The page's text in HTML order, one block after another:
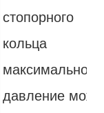
стопорного
кольца
максимальное
давление